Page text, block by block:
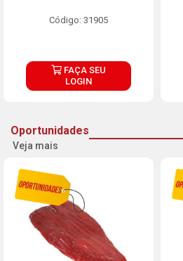
Código: 31905
FAÇA SEU
LOGIN
Oportunidades
Veja mais